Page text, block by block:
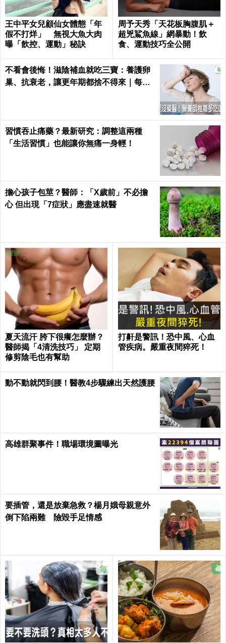
王中平女兒顧仙女體態「年
假不打烊」 無視大魚大肉
曝「飲控、運動」秘訣
周予天秀「天花板胸腹肌＋
超兇鯊魚線」網暴動！飲
食、運動技巧全公開
不看會後悔！滋陰補血就吃三寶：養護卵
巢、抗衰老，讓更年期都捨不得來｜每日
習慣吞止痛藥？最新研究：調整這兩種
「生活習慣」也能讓你無痛一身輕！
擔心孩子包莖？醫師：「X歲前」不必擔
心 但出現「7症狀」應盡速就醫
夏天流汗 胯下很癢怎麼辦？
醫師揭「4清洗技巧」 定期
修剪陰毛也有幫助
打鼾是警訊！恐中風、心血
管疾病。嚴重夜間猝死！
動不動就閃到腰！醫教4步驟練出天然護腰
高雄群聚事件！職場環境圖曝光
要插管，還是放棄急救？楊月娥母親意外
倒下陷兩難 險毀手足情感